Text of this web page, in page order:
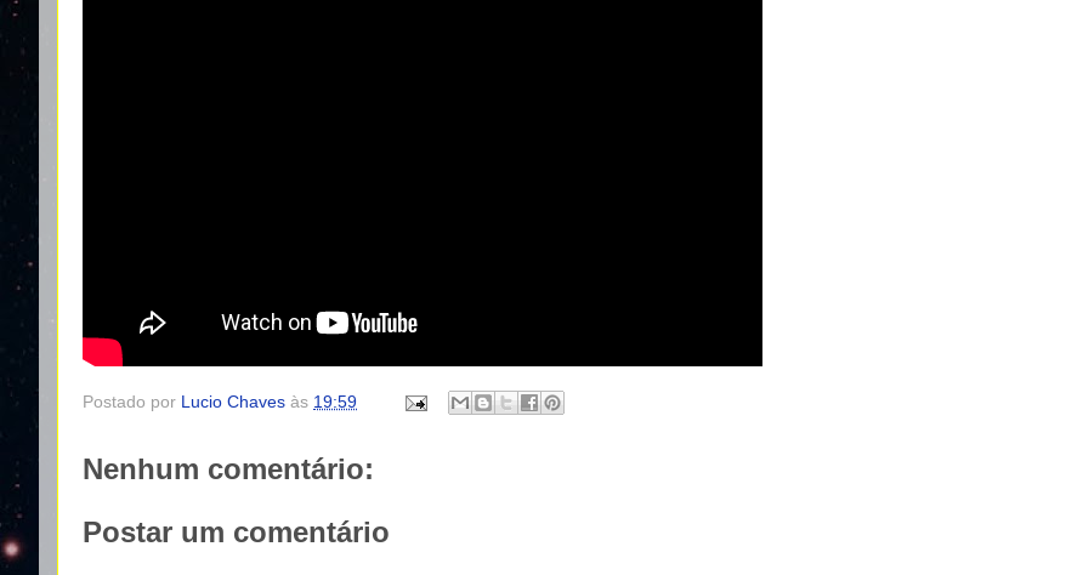
Postado por Lucio Chaves às 19:59
Nenhum comentário:
Postar um comentário